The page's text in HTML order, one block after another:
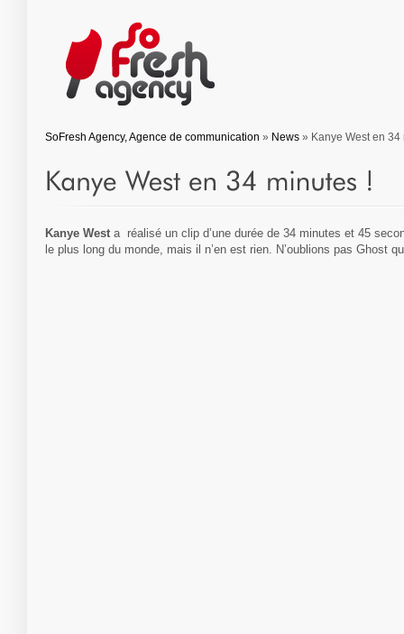
SoFresh Agency, Agence de communication » News » Kanye West en 34
Kanye West a réalisé un clip d’une durée de 34 minutes et 45
le plus long du monde, mais il n’en est rien. N’oublions pas Ghost